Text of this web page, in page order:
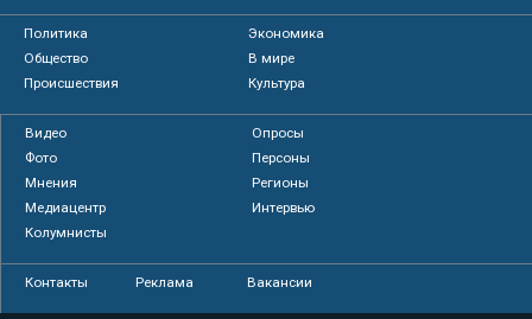
Политика
Экономика
Общество
В мире
Происшествия
Культура
Видео
Опросы
Фото
Персоны
Мнения
Регионы
Медиацентр
Интервью
Колумнисты
Контакты Реклама Вакансии